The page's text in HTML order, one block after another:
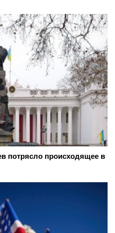
потрясло происходящее в